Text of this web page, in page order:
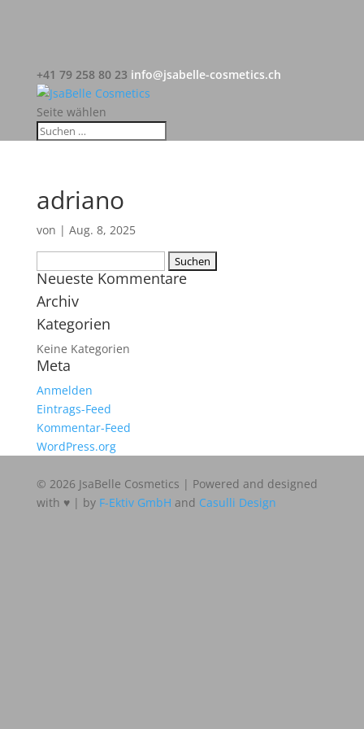
+41 79 258 80 23 info@jsabelle-cosmetics.ch
Seite wählen
adriano
von | Aug. 8, 2025
nach:
Neueste Kommentare
Archiv
Kategorien
Keine Kategorien
Meta
Anmelden
Eintrags-Feed
Kommentar-Feed
WordPress.org
© 2026 JsaBelle Cosmetics | Powered and designed
with ♥ | by F-Ektiv GmbH and Casulli Design